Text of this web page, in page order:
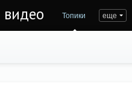
видео Топики еще